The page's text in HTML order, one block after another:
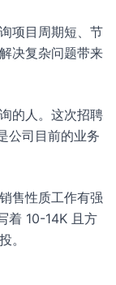
项目周期短、节
决复杂问题带来
的人。这次招聘
公司目前的业务
售性质工作有强
着 10-14K 且方
。